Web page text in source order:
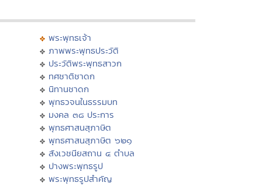
พระพุทธเจ้า
ภาพพระพุทธประวัติ
ประวัติพระพุทธสาวก
ทศชาติชาดก
นิทานชาดก
พุทธวจนในธรรมบท
มงคล ๓๘ ประการ
พุทธศาสนสุภาษิต
พุทธศาสนสุภาษิต ๖๒๑
สังเวชนียสถาน ๔ ตำบล
ปางพระพุทธรูป
พระพุทธรูปสำคัญ